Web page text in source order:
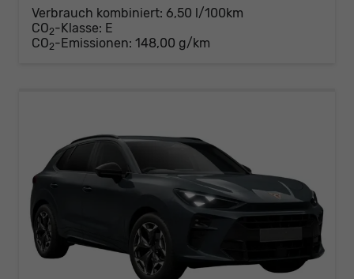
Verbrauch kombiniert: 6,50 l/100km
CO2-Klasse: E
CO2-Emissionen: 148,00 g/km